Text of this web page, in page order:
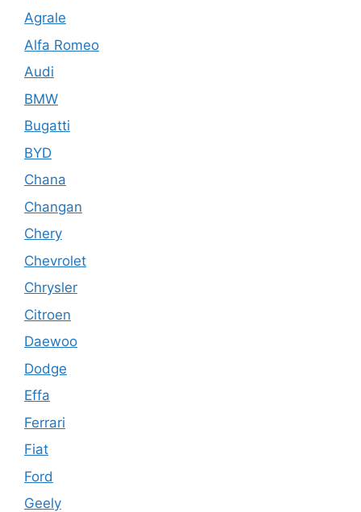
Agrale
Alfa Romeo
Audi
BMW
Bugatti
BYD
Chana
Changan
Chery
Chevrolet
Chrysler
Citroen
Daewoo
Dodge
Effa
Ferrari
Fiat
Ford
Geely